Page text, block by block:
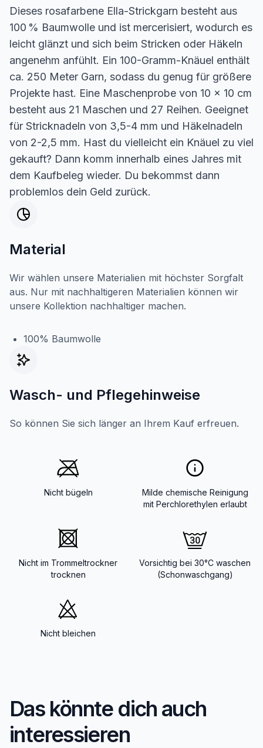
Dieses rosafarbene Ella-Strickgarn besteht aus
100 % Baumwolle und ist mercerisiert, wodurch es
leicht glänzt und sich beim Stricken oder Häkeln
angenehm anfühlt. Ein 100-Gramm-Knäuel enthält
ca. 250 Meter Garn, sodass du genug für größere
Projekte hast. Eine Maschenprobe von 10 x 10 cm
besteht aus 21 Maschen und 27 Reihen. Geeignet
für Stricknadeln von 3,5-4 mm und Häkelnadeln
von 2-2,5 mm. Hast du vielleicht ein Knäuel zu viel
gekauft? Dann komm innerhalb eines Jahres mit
dem Kaufbeleg wieder. Du bekommst dann
problemlos dein Geld zurück.
Material
Wir wählen unsere Materialien mit höchster Sorgfalt
aus. Nur mit nachhaltigeren Materialien können wir
unsere Kollektion nachhaltiger machen.
100% Baumwolle
Wasch- und Pflegehinweise
So können Sie sich länger an Ihrem Kauf erfreuen.
Nicht bügeln
Milde chemische Reinigung
mit Perchlorethylen erlaubt
Nicht im Trommeltrockner
trocknen
Vorsichtig bei 30°C waschen
(Schonwaschgang)
Nicht bleichen
Das könnte dich auch
interessieren